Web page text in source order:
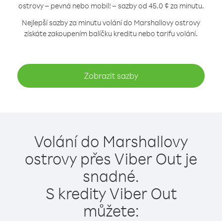
ostrovy – pevná nebo mobil! – sazby od 45.0 ¢ za minutu.
Nejlepší sazby za minutu volání do Marshallovy ostrovy
získáte zakoupením balíčku kreditu nebo tarifu volání.
Zobrazit sazby
Volání do Marshallovy
ostrovy přes Viber Out je
snadné.
S kredity Viber Out
můžete: